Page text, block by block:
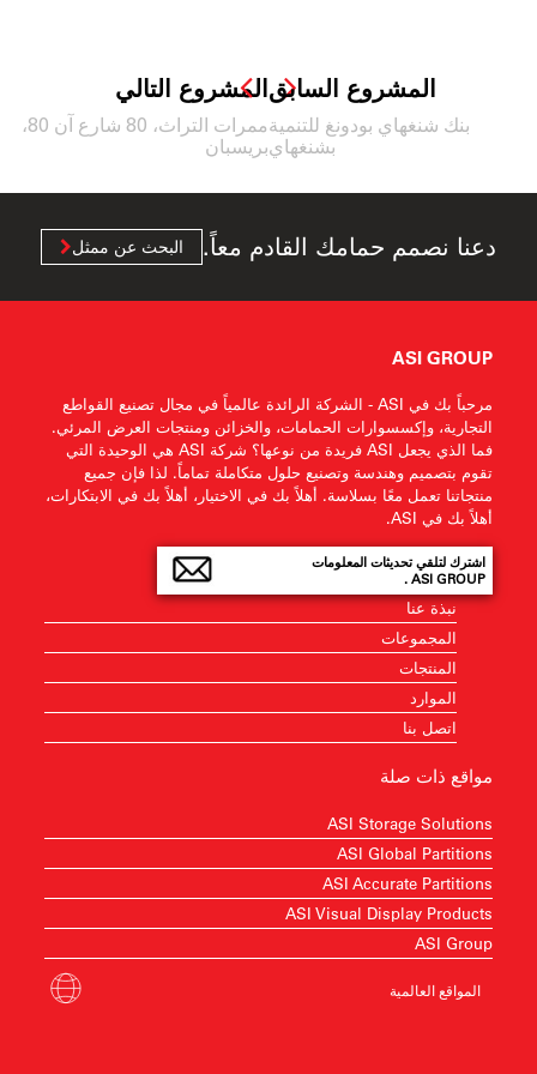
المشروع التالي
ممرات التراث، 80 شارع آن 80،
بريسبان
المشروع السابق
بنك شنغهاي بودونغ للتنمية
بشنغهاي
دعنا نصمم حمامك القادم معاً. البحث عن ممثل
ASI GROUP
مرحباً بك في ASI - الشركة الرائدة عالمياً في مجال تصنيع القواطع
التجارية، وإكسسوارات الحمامات، والخزائن ومنتجات العرض المرئي.
فما الذي يجعل ASI فريدة من نوعها؟ شركة ASI هي الوحيدة التي
تقوم بتصميم وهندسة وتصنيع حلول متكاملة تماماً. لذا فإن جميع
منتجاتنا تعمل معًا بسلاسة. أهلاً بك في الاختيار، أهلاً بك في الابتكارات،
أهلاً بك في ASI.
اشترك لتلقي تحديثات المعلومات
ASI GROUP .
نبذة عنا
المجموعات
المنتجات
الموارد
اتصل بنا
مواقع ذات صلة
ASI Storage Solutions
ASI Global Partitions
ASI Accurate Partitions
ASI Visual Display Products
ASI Group
المواقع العالمية